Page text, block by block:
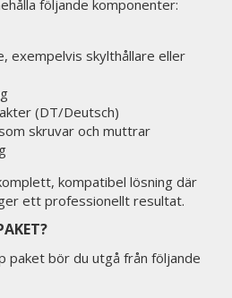
följande komponenter:
exempelvis skylthållare eller
(DT/Deutsch)
skruvar och muttrar
kompatibel lösning där
ett professionellt resultat.
paket bör du utgå från följande